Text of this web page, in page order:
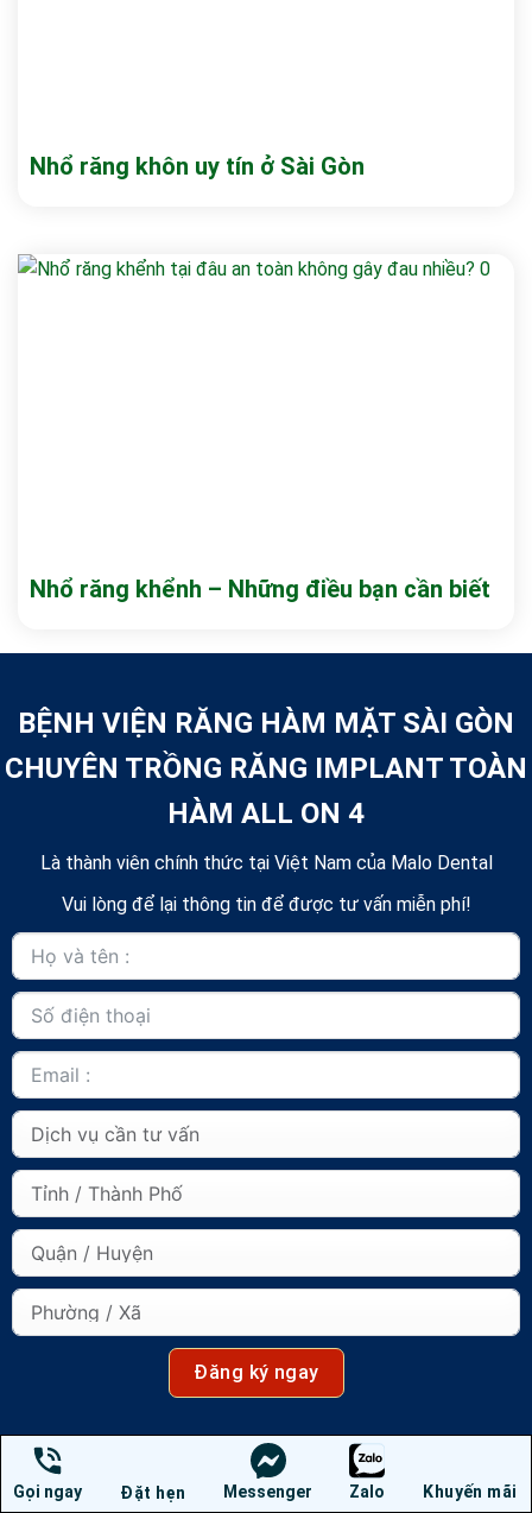
Nhổ răng khôn uy tín ở Sài Gòn
Nhổ răng khểnh – Những điều bạn cần biết
BỆNH VIỆN RĂNG HÀM MẶT SÀI GÒN
CHUYÊN TRỒNG RĂNG IMPLANT TOÀN
HÀM ALL ON 4
Là thành viên chính thức tại Việt Nam của Malo Dental
Vui lòng để lại thông tin để được tư vấn miễn phí!
Đăng ký ngay
Gọi ngay Đặt hẹn Messenger Zalo Khuyến mãi